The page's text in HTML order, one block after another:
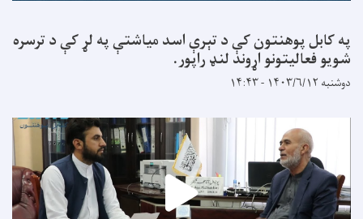
په کابل پوهنتون کې د تېرې اسد میاشتې په لړ کې د ترسره
شویو فعالیتونو اړوند لنډ راپور.
دوشنبه ۱۴۰۳/۶/۱۲ - ۱۴:۴۳